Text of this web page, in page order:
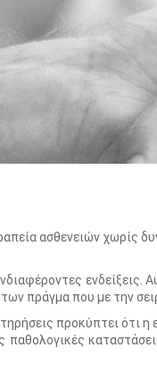
ασθενειών χωρίς
ενδείξεις.
πράγμα που με την
προκύπτει ότι